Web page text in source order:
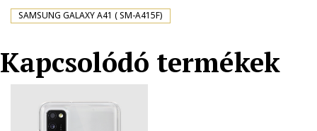
SAMSUNG GALAXY A41 ( SM-A415F)
Kapcsolódó termékek